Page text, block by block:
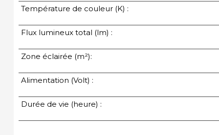
Température de couleur (K) :
Flux lumineux total (lm) :
Zone éclairée (m²):
Alimentation (Volt) :
Durée de vie (heure) :